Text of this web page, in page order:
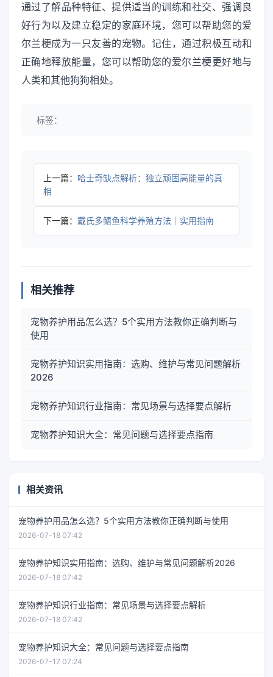
通过了解品种特征、提供适当的训练和社交、强调良
好行为以及建立稳定的家庭环境，您可以帮助您的爱
尔兰梗成为一只友善的宠物。记住，通过积极互动和
正确地释放能量，您可以帮助您的爱尔兰梗更好地与
人类和其他狗狗相处。
标签：
上一篇： 哈士奇缺点解析：独立顽固高能量的真
相
下一篇： 戴氏多鳍鱼科学养殖方法｜实用指南
相关推荐
宠物养护用品怎么选？5个实用方法教你正确判断与
使用
宠物养护知识实用指南：选购、维护与常见问题解析
2026
宠物养护知识行业指南：常见场景与选择要点解析
宠物养护知识大全：常见问题与选择要点指南
相关资讯
宠物养护用品怎么选？5个实用方法教你正确判断与使用
2026-07-18 07:42
宠物养护知识实用指南：选购、维护与常见问题解析2026
2026-07-18 07:42
宠物养护知识行业指南：常见场景与选择要点解析
2026-07-18 07:42
宠物养护知识大全：常见问题与选择要点指南
2026-07-17 07:24